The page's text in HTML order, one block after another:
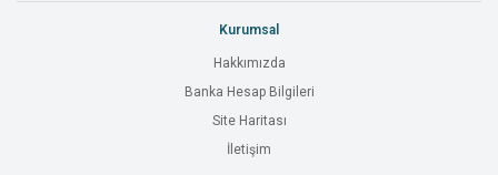
Kurumsal
Hakkımızda
Banka Hesap Bilgileri
Site Haritası
İletişim